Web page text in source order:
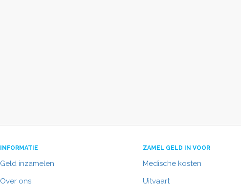
INFORMATIE
Geld inzamelen
Over ons
ZAMEL GELD IN VOOR
Medische kosten
Uitvaart